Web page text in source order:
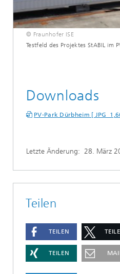
© Fraunhofer ISE
Testfeld des Projektes StABIL im
Downloads
PV-Park Dürbheim [ JPG
Letzte Änderung: 28. März
Teilen
TEILEN
TEILEN